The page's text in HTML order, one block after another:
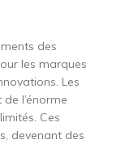
des
les marques
Les
l’énorme
Ces
devenant des